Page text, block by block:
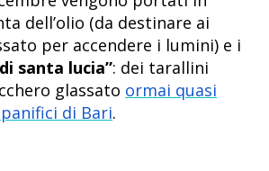
dell’olio (da destinare ai
per accendere i lumini) e i
santa lucia”: dei tarallini
glassato ormai quasi
di Bari.